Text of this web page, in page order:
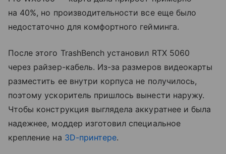
на 40%, но производительности все еще было
недостаточно для комфортного гейминга.
После этого TrashBench установил RTX 5060
через райзер-кабель. Из-за размеров видеокарты
разместить ее внутри корпуса не получилось,
поэтому ускоритель пришлось вынести наружу.
Чтобы конструкция выглядела аккуратнее и была
надежнее, моддер изготовил специальное
крепление на 3D-принтере.